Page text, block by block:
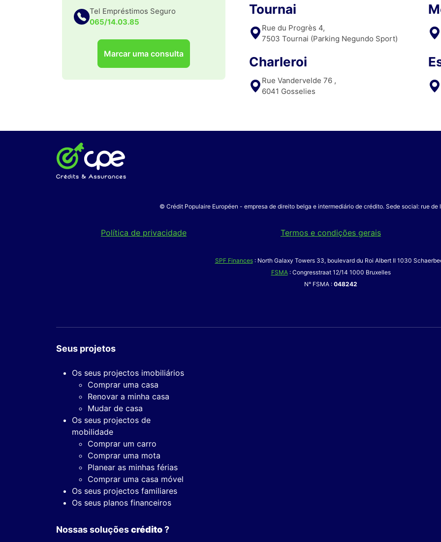
Tel Empréstimos Seguro
065/14.03.85
Marcar uma consulta
Tournai
Rue du Progrès 4,
7503 Tournai (Parking Negundo Sport)
Charleroi
Rue Vandervelde 76 ,
6041 Gosselies
© Crédit Populaire Européen - empresa de direito belga e intermediário de crédito. Sede social: rue de
Política de privacidade Termos e condições gerais
SPF Finances: North Galaxy Towers 33, boulevard du Roi Albert II 1030
FSMA: Congresstraat 12/14 1000 Bruxelles
N° FSMA : 048242
Seus projetos
Os seus projectos imobiliários
Comprar uma casa
Renovar a minha casa
Mudar de casa
Os seus projectos de
mobilidade
Comprar um carro
Comprar uma mota
Planear as minhas férias
Comprar uma casa móvel
Os seus projectos familiares
Os seus planos financeiros
Nossas soluçõescrédito?